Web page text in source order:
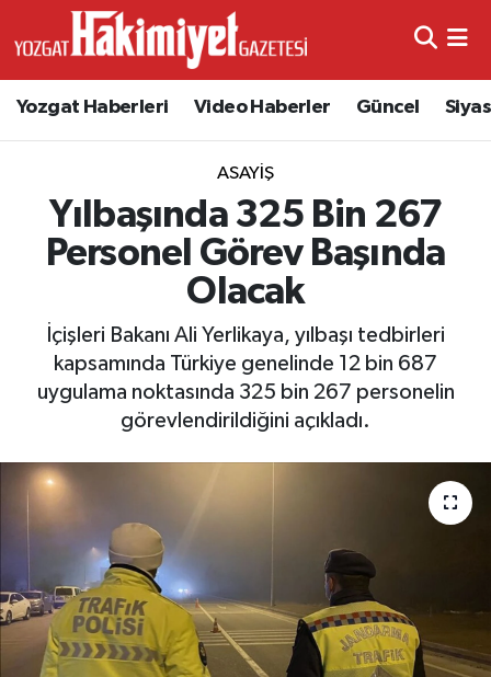
Yozgat Haberleri Video Haberler Güncel
ASAYIŞ
Yılbaşında 325 Bin 267
Personel Görev Başında
Olacak
İçişleri Bakanı Ali Yerlikaya, yılbaşı tedbirleri
kapsamında Türkiye genelinde 12 bin 687
uygulama noktasında 325 bin 267 personelin
görevlendirildiğini açıkladı.